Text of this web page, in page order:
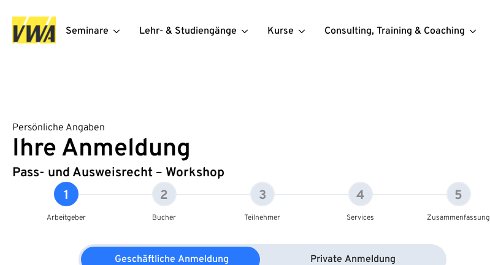
Seminare Lehr- & Studiengänge Kurse Consulting, Training & Coaching
Persönliche Angaben
Ihre Anmeldung
Pass- und Ausweisrecht – Workshop
1
Arbeitgeber
2
Bucher
3
Teilnehmer
4
Services
5
Zusammenfassung
Geschäftliche Anmeldung Private Anmeldung